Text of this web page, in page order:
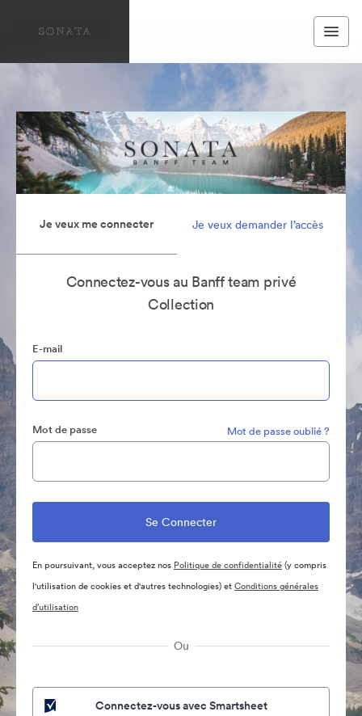
Je veux me connecter Je veux demander l’accès
Connectez-vous au Banff team privé
Collection
E-mail
Mot de passe Mot de passe oublié ?
En poursuivant, vous acceptez nos Politique de confidentialité(y compris
l'utilisation de cookies et d'autres technologies) etConditions générales
d’utilisation
Ou
Connectez-vous avec Smartsheet